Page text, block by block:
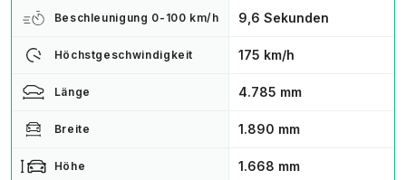
Beschleunigung 0-100 km/h 9,6 Sekunden
Höchstgeschwindigkeit 175 km/h
Länge 4.785 mm
Breite 1.890 mm
Höhe 1.668 mm